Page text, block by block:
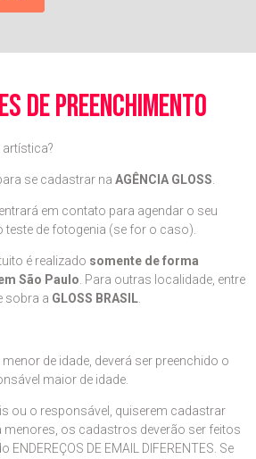
de preenchimento
se cadastrar na AGÊNCIA GLOSS
em contato para agendar o seu
teste de fotogenia (se for o caso).
é realizado somente de forma
São Paulo . Para outras localidade, entre
sobra a GLOSS BRASIL
de idade, deverá ser preenchido o
maior de idade.
ou o responsável, quiserem cadastrar
menores, os cadastros deverão ser feitos
DE EMAIL DIFERENTES. Se